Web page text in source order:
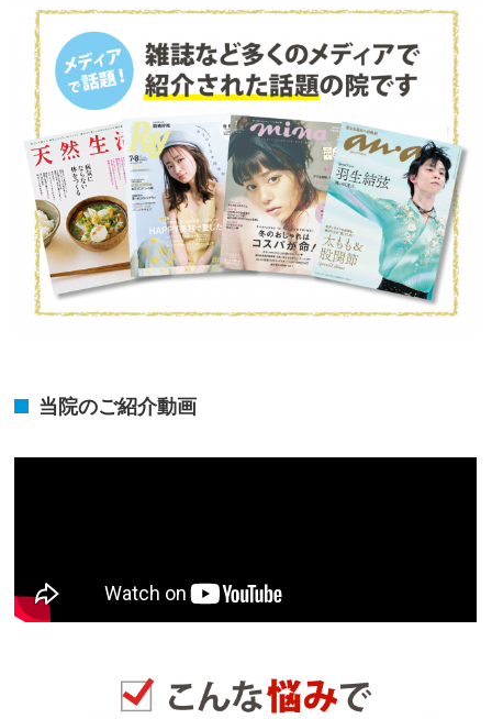
当院のご紹介動画